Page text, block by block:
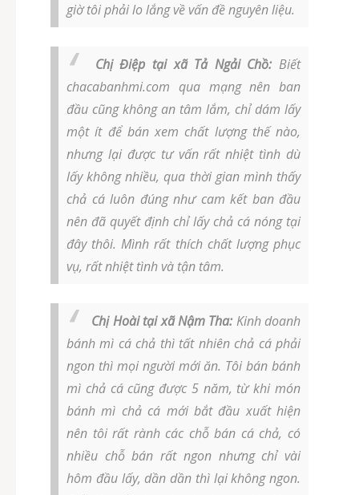
giờ tôi phải lo lắng về vấn đề nguyên liệu.
Chị Điệp tại xã Tả Ngải Chồ: Biết
chacabanhmi.com qua mạng nên ban
đầu cũng không an tâm lắm, chỉ dám lấy
một ít để bán xem chất lượng thế nào,
nhưng lại được tư vấn rất nhiệt tình dù
lấy không nhiều, qua thời gian mình thấy
chả cá luôn đúng như cam kết ban đầu
nên đã quyết định chỉ lấy chả cá nóng tại
đây thôi. Mình rất thích chất lượng phục
vụ, rất nhiệt tình và tận tâm.
Chị Hoài tại xã Nậm Tha: Kinh doanh
bánh mì cá chả thì tất nhiên chả cá phải
ngon thì mọi người mới ăn. Tôi bán bánh
mì chả cá cũng được 5 năm, từ khi món
bánh mì chả cá mới bắt đầu xuất hiện
nên tôi rất rành các chỗ bán cá chả, có
nhiều chỗ bán rất ngon nhưng chỉ vài
hôm đầu lấy, dần dần thì lại không ngon.